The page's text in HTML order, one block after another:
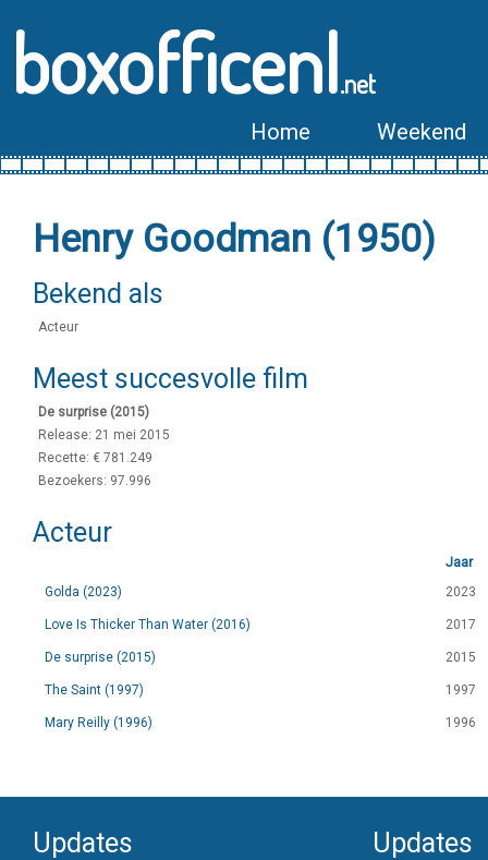
boxofficenl.net
Home Weekend
Henry Goodman (1950)
Bekend als
Acteur
Meest succesvolle film
De surprise (2015)
Release: 21 mei 2015
Recette: € 781.249
Bezoekers: 97.996
Acteur
Jaar
Golda (2023)
2023
Love Is Thicker Than Water (2016) 2017
De surprise (2015) 2015
The Saint (1997) 1997
Mary Reilly (1996) 1996
Updates Updates